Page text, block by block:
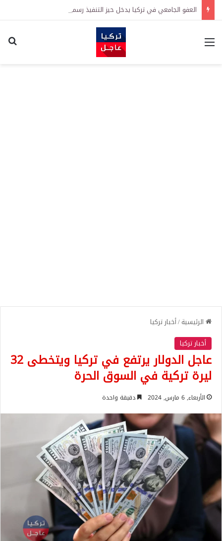
العفو الجامعي في تركيا يدخل حيز التنفيذ رسمياً
القائمة
الرئيسية/أخبار تركيا
أخبار تركيا
عاجل الدولار يرتفع في تركيا ويتخطى 32
ليرة تركية في السوق الحرة
الأربعاء, 6 مارس, 2024 دقيقة واحدة